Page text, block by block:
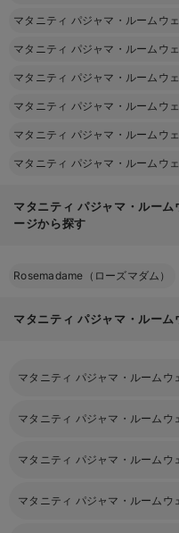
マタニティ パジャマ・ルームウ
マタニティ パジャマ・ルームウ
マタニティ パジャマ・ルームウ
マタニティ パジャマ・ルームウ
マタニティ パジャマ・ルームウ
マタニティ パジャマ・ルームウ
マタニティ パジャマ・ルー
ージから探す
Rosemadame（ローズマダム）
マタニティ パジャマ・ルー
マタニティ パジャマ・ルームウ
マタニティ パジャマ・ルームウ
マタニティ パジャマ・ルームウ
マタニティ パジャマ・ルームウ